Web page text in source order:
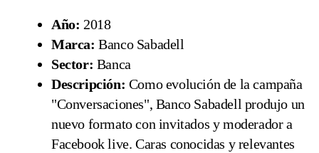
Año: 2018
Marca: Banco Sabadell
Sector: Banca
Descripción: Como evolución de la campaña
"Conversaciones", Banco Sabadell produjo un
nuevo formato con invitados y moderador a
Facebook live. Caras conocidas y relevantes